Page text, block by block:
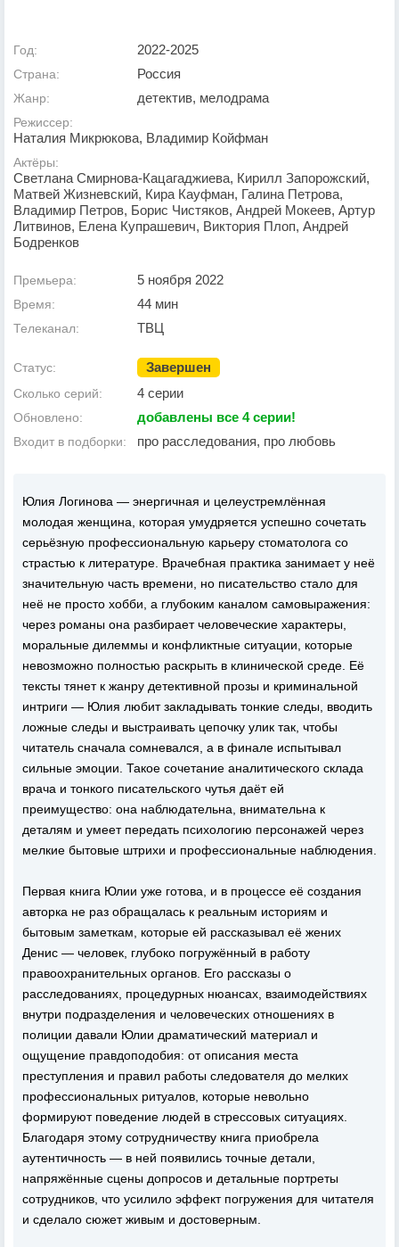
Год: 2022-2025
Страна: Россия
Жанр: детектив, мелодрама
Режиссер:
Наталия Микрюкова, Владимир Койфман
Актёры:
Светлана Смирнова-Кацагаджиева, Кирилл Запорожский,
Матвей Жизневский, Кира Кауфман, Галина Петрова,
Владимир Петров, Борис Чистяков, Андрей Мокеев, Артур
Литвинов, Елена Купрашевич, Виктория Плоп, Андрей
Бодренков
Премьера: 5 ноября 2022
Время: 44 мин
Телеканал: ТВЦ
Статус: Завершен
Сколько серий: 4 серии
Обновлено: добавлены все 4 серии!
Входит в подборки: про расследования, про любовь
Юлия Логинова — энергичная и целеустремлённая
молодая женщина, которая умудряется успешно сочетать
серьёзную профессиональную карьеру стоматолога со
страстью к литературе. Врачебная практика занимает у неё
значительную часть времени, но писательство стало для
неё не просто хобби, а глубоким каналом самовыражения:
через романы она разбирает человеческие характеры,
моральные дилеммы и конфликтные ситуации, которые
невозможно полностью раскрыть в клинической среде. Её
тексты тянет к жанру детективной прозы и криминальной
интриги — Юлия любит закладывать тонкие следы, вводить
ложные следы и выстраивать цепочку улик так, чтобы
читатель сначала сомневался, а в финале испытывал
сильные эмоции. Такое сочетание аналитического склада
врача и тонкого писательского чутья даёт ей
преимущество: она наблюдательна, внимательна к
деталям и умеет передать психологию персонажей через
мелкие бытовые штрихи и профессиональные наблюдения.
Первая книга Юлии уже готова, и в процессе её создания
авторка не раз обращалась к реальным историям и
бытовым заметкам, которые ей рассказывал её жених
Денис — человек, глубоко погружённый в работу
правоохранительных органов. Его рассказы о
расследованиях, процедурных нюансах, взаимодействиях
внутри подразделения и человеческих отношениях в
полиции давали Юлии драматический материал и
ощущение правдоподобия: от описания места
преступления и правил работы следователя до мелких
профессиональных ритуалов, которые невольно
формируют поведение людей в стрессовых ситуациях.
Благодаря этому сотрудничеству книга приобрела
аутентичность — в ней появились точные детали,
напряжённые сцены допросов и детальные портреты
сотрудников, что усилило эффект погружения для читателя
и сделало сюжет живым и достоверным.